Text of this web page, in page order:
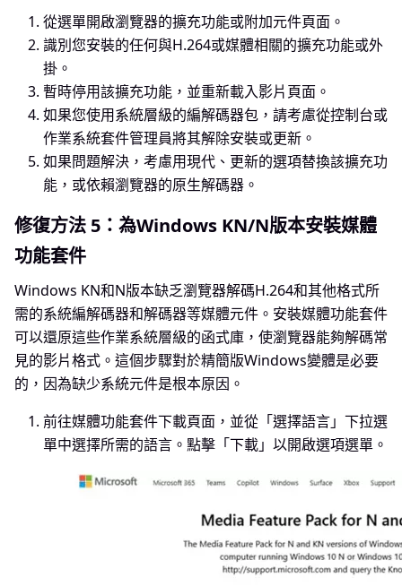
從選單開啟瀏覽器的擴充功能或附加元件頁面。
識別您安裝的任何與H.264或媒體相關的擴充功能或外
掛。
暫時停用該擴充功能，並重新載入影片頁面。
如果您使用系統層級的編解碼器包，請考慮從控制台或
作業系統套件管理員將其解除安裝或更新。
如果問題解決，考慮用現代、更新的選項替換該擴充功
能，或依賴瀏覽器的原生解碼器。
修復方法 5：為Windows KN/N版本安裝媒體
功能套件
Windows KN和N版本缺乏瀏覽器解碼H.264和其他格式所
需的系統編解碼器和解碼器等媒體元件。安裝媒體功能套件
可以還原這些作業系統層級的函式庫，使瀏覽器能夠解碼常
見的影片格式。這個步驟對於精簡版Windows變體是必要
的，因為缺少系統元件是根本原因。
前往媒體功能套件下載頁面，並從「選擇語言」下拉選
單中選擇所需的語言。點擊「下載」以開啟選項選單。